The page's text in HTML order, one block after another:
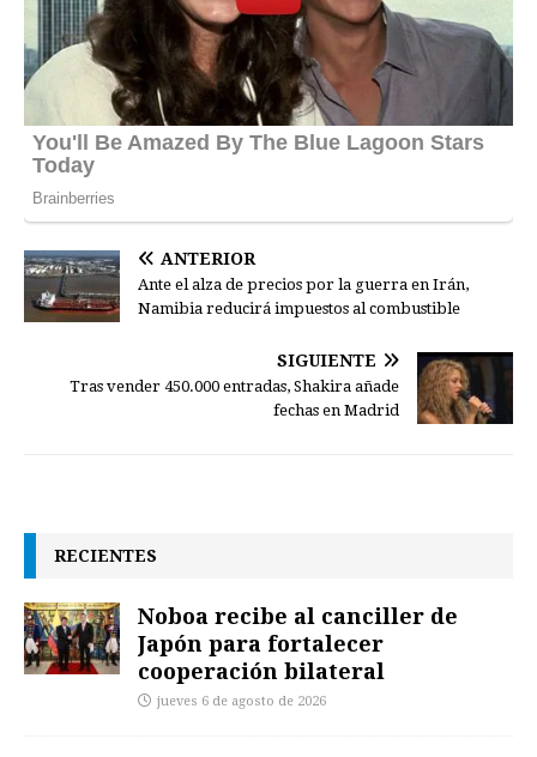
ANTERIOR
Ante el alza de precios por la guerra en Irán,
Namibia reducirá impuestos al combustible
SIGUIENTE
Tras vender 450.000 entradas, Shakira añade
fechas en Madrid
RECIENTES
Noboa recibe al canciller de
Japón para fortalecer
cooperación bilateral
jueves 6 de agosto de 2026